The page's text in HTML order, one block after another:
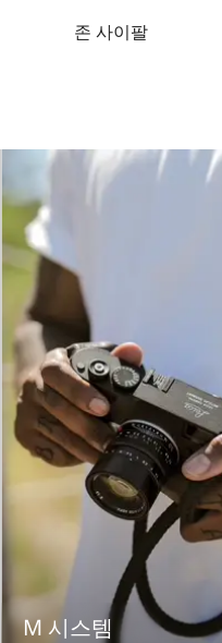
존 사이팔
M 시스템